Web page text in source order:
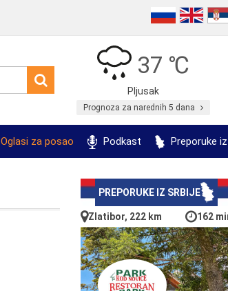
37 ℃
Pljusak
Prognoza za narednih 5 dana
Oglasi za posao Podkast Preporuke
PREPORUKE IZ SRBIJE
Zlatibor, 222 km 162